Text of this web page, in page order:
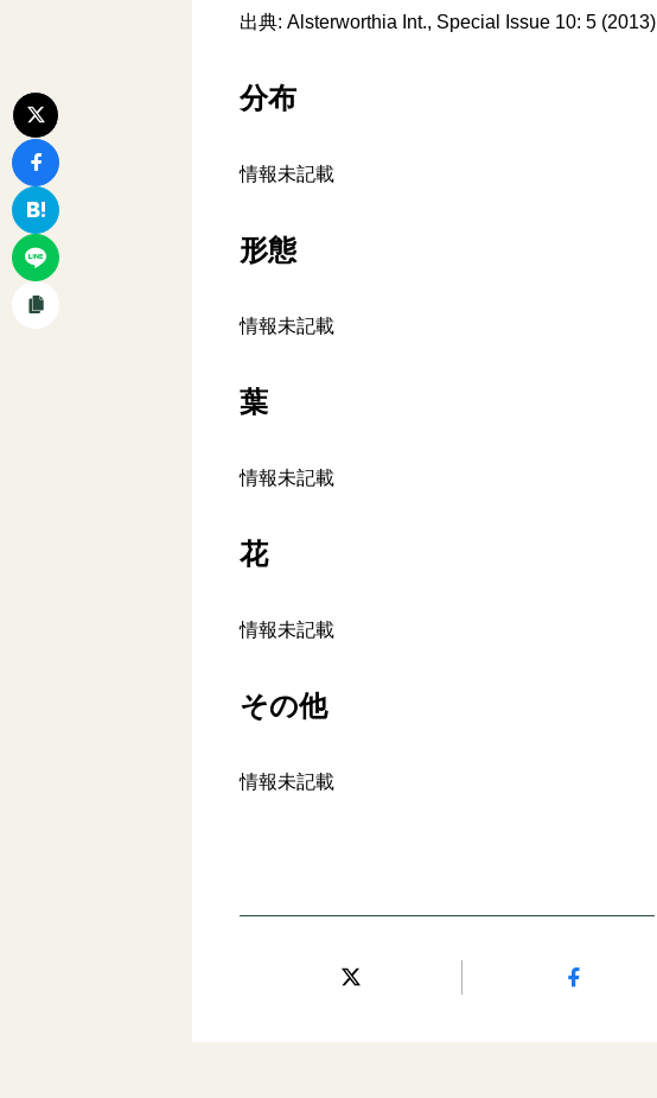
出典: Alsterworthia Int., Special Issue 10: 5 (2013)
分布
情報未記載
形態
情報未記載
葉
情報未記載
花
情報未記載
その他
情報未記載